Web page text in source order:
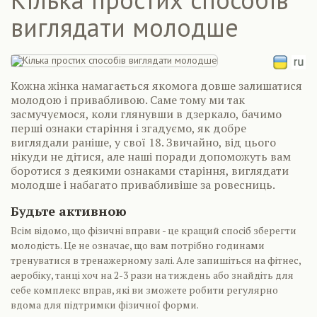
виглядати молодше
Кожна жінка намагається якомога довше залишатися
молодою і привабливою. Саме тому ми так
засмучуємося, коли глянувши в дзеркало, бачимо
перші ознаки старіння і згадуємо, як добре
виглядали раніше, у свої 18. Звичайно, від цього
нікуди не дітися, але наші поради допоможуть вам
боротися з деякими ознаками старіння, виглядати
молодше і набагато привабливіше за ровесниць.
Будьте активною
Всім відомо, що фізичні вправи - це кращий спосіб зберегти
молодість. Це не означає, що вам потрібно годинами
тренуватися в тренажерному залі. Але запишіться на фітнес,
аеробіку, танці хоч на 2-3 рази на тиждень або знайдіть для
себе комплекс вправ, які ви зможете робити регулярно
вдома для підтримки фізичної форми.